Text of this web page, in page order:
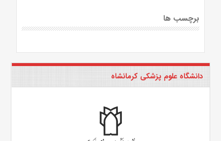
برچسب ها
دانشگاه علوم پزشکی کرمانشاه